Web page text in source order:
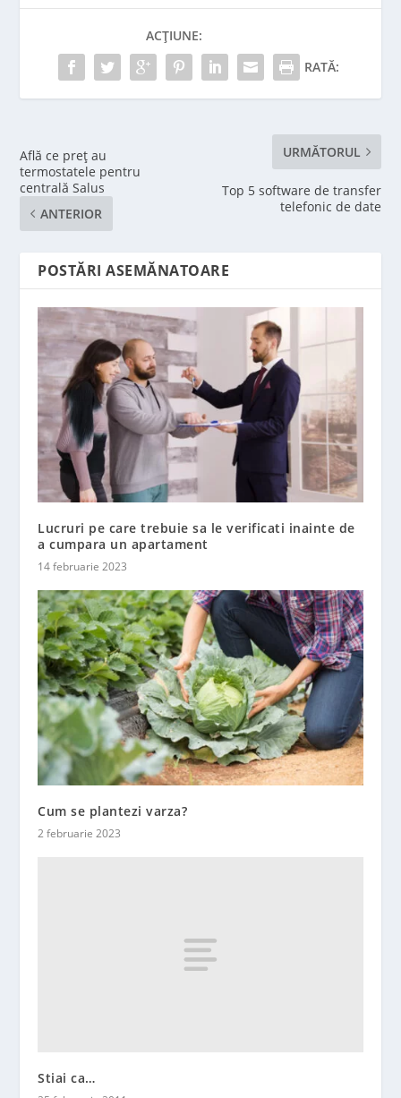
ACȚIUNE:
RATĂ:
Află ce preț au
termostatele pentru
centrală Salus
ANTERIOR
URMĂTORUL
Top 5 software de transfer
telefonic de date
POSTĂRI ASEMĂNATOARE
Lucruri pe care trebuie sa le verificati inainte de
a cumpara un apartament
14 februarie 2023
Cum se plantezi varza?
2 februarie 2023
Stiai ca…